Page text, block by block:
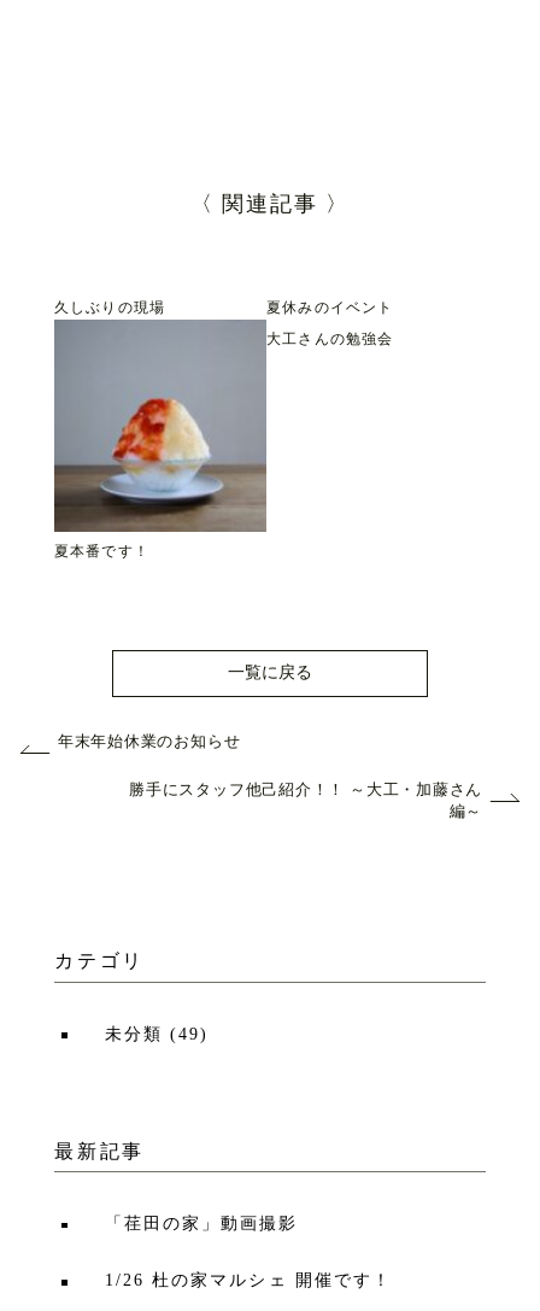
〈 関連記事 〉
久しぶりの現場 夏休みのイベント
夏本番です！
大工さんの勉強会
一覧に戻る
年末年始休業のお知らせ
勝手にスタッフ他己紹介！！ ～大工・加藤さん
編～
カテゴリ
未分類 (49)
最新記事
「荏田の家」動画撮影
1/26 杜の家マルシェ 開催です！